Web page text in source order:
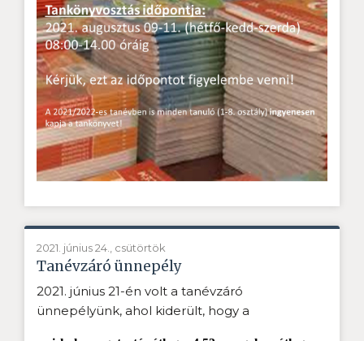
2021. június 24., csütörtök
Tanévzáró ünnepély
2021. június 21-én volt a tanévzáró
ünnepélyünk, ahol kiderült, hogy a